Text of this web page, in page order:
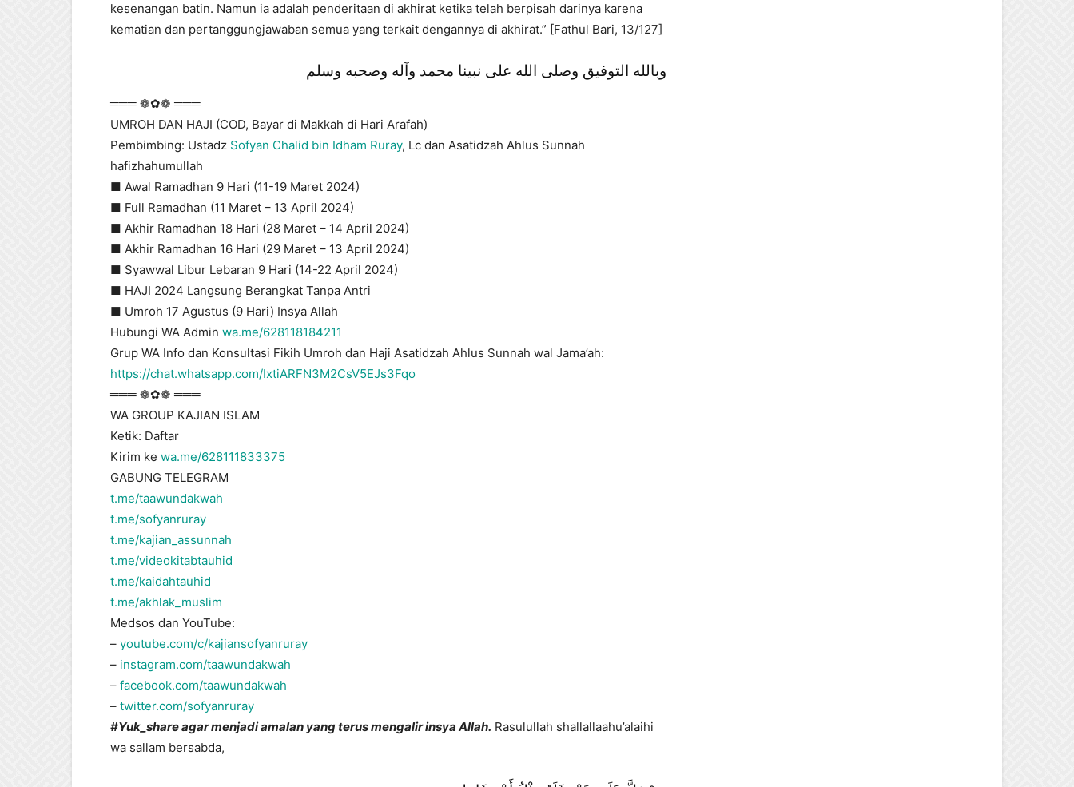
kesenangan batin. Namun ia adalah penderitaan di akhirat ketika telah berpisah darinya karena
kematian dan pertanggungjawaban semua yang terkait dengannya di akhirat.” [Fathul Bari, 13/127]
وبالله التوفيق وصلى الله على نبينا محمد وآله وصحبه وسلم
═══ ❁✿❁ ═══
UMROH DAN HAJI (COD, Bayar di Makkah di Hari Arafah)
Pembimbing: Ustadz Sofyan Chalid bin Idham Ruray, Lc dan Asatidzah Ahlus Sunnah
hafizhahumullah
■ Awal Ramadhan 9 Hari (11-19 Maret 2024)
■ Full Ramadhan (11 Maret – 13 April 2024)
■ Akhir Ramadhan 18 Hari (28 Maret – 14 April 2024)
■ Akhir Ramadhan 16 Hari (29 Maret – 13 April 2024)
■ Syawwal Libur Lebaran 9 Hari (14-22 April 2024)
■ HAJI 2024 Langsung Berangkat Tanpa Antri
■ Umroh 17 Agustus (9 Hari) Insya Allah
Hubungi WA Admin wa.me/628118184211
Grup WA Info dan Konsultasi Fikih Umroh dan Haji Asatidzah Ahlus Sunnah wal Jama’ah:
https://chat.whatsapp.com/IxtiARFN3M2CsV5EJs3Fqo
═══ ❁✿❁ ═══
WA GROUP KAJIAN ISLAM
Ketik: Daftar
Kirim ke wa.me/628111833375
GABUNG TELEGRAM
t.me/taawundakwah
t.me/sofyanruray
t.me/kajian_assunnah
t.me/videokitabtauhid
t.me/kaidahtauhid
t.me/akhlak_muslim
Medsos dan YouTube:
– youtube.com/c/kajiansofyanruray
– instagram.com/taawundakwah
– facebook.com/taawundakwah
– twitter.com/sofyanruray
#Yuk_shareagar menjadi amalan yang terus mengalir insya Allah. Rasulullah shallallaahu’alaihi
wa sallam bersabda,